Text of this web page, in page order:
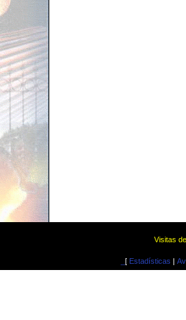
Visitas
[ Estadísticas